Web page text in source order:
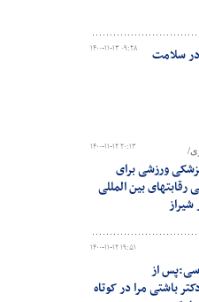
۱۴۰۰-۱۱-۱۳ ۰۹:۲۸
سلامت
۱۴۰۰-۱۱-۱۲ ۲۰:۱۳
ورزشی برای
بین المللی
۱۴۰۰-۱۱-۱۲ ۱۹:۵۱
از
باشتی مرا در کوتاه